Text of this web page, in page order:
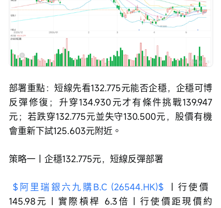
部署重點：短線先看132.775元能否企穩，企穩可博
反彈修復；升穿134.930元才有條件挑戰139.947
元；若跌穿132.775元並失守130.500元，股價有機
會重新下試125.603元附近。
策略一｜企穩132.775元，短線反彈部署
$阿里瑞銀六九購B.C (26544.HK)$ ｜行使價
145.98元｜實際槓桿 6.3倍｜行使價距現價約